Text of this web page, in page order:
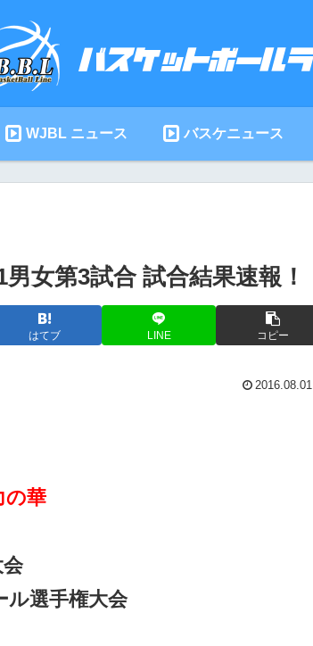
WJBL ニュース バスケニュース
女第3試合 試合結果速報！
はてブ LINE コピー
2016.08.01
華
ル選手権大会